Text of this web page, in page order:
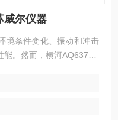
威尔仪器
境条件变化、振动和冲击
。然而，横河AQ6370C
10光
长基准或外部光源进行校